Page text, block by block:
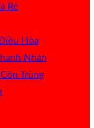
Rẻ
Hòa
Nhàn
Trùng